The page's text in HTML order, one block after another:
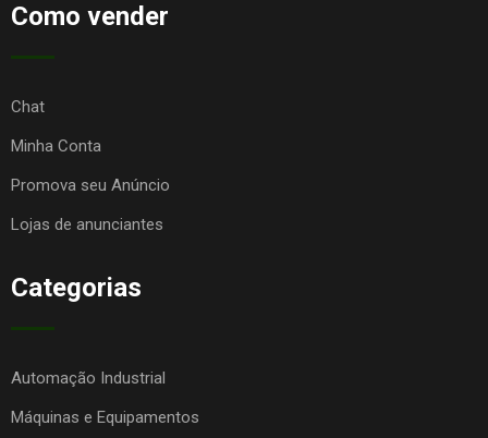
Como vender
Chat
Minha Conta
Promova seu Anúncio
Lojas de anunciantes
Categorias
Automação Industrial
Máquinas e Equipamentos